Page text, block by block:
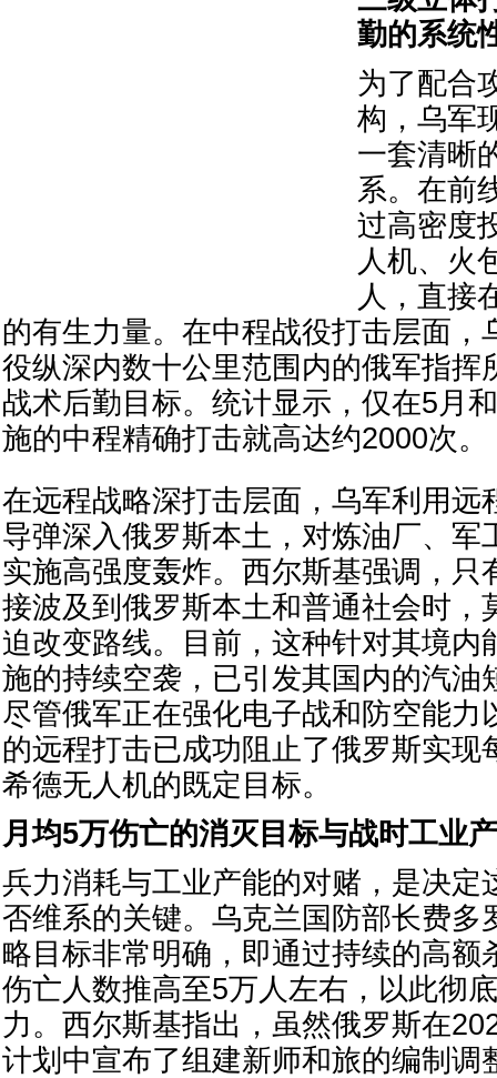
勤的系统
为了配合
构，乌军
一套清晰
系。在前
过高密度
人机、火
人，直接
的有生力量。在中程战役打击层面，
役纵深内数十公里范围内的俄军指挥
战术后勤目标。统计显示，仅在5月
施的中程精确打击就高达约2000次。
在远程战略深打击层面，乌军利用远
导弹深入俄罗斯本土，对炼油厂、军
实施高强度轰炸。西尔斯基强调，只
接波及到俄罗斯本土和普通社会时，
迫改变路线。目前，这种针对其境内
施的持续空袭，已引发其国内的汽油
尽管俄军正在强化电子战和防空能力
的远程打击已成功阻止了俄罗斯实现
希德无人机的既定目标。
月均5万伤亡的消灭目标与战时工业
兵力消耗与工业产能的对赌，是决定
否维系的关键。乌克兰国防部长费多
略目标非常明确，即通过持续的高额
伤亡人数推高至5万人左右，以此彻
力。西尔斯基指出，虽然俄罗斯在
计划中宣布了组建新师和旅的编制调